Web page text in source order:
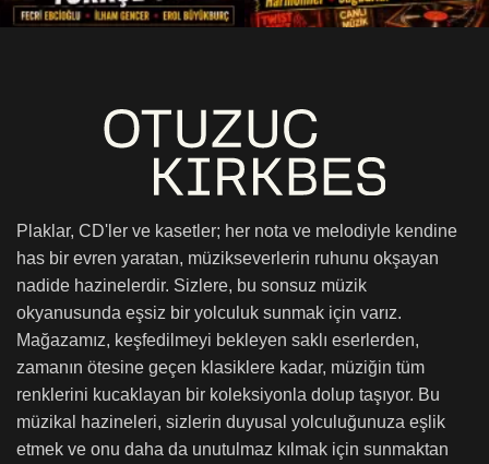
Plaklar, CD'ler ve kasetler; her nota ve melodiyle kendine
has bir evren yaratan, müzikseverlerin ruhunu okşayan
nadide hazinelerdir. Sizlere, bu sonsuz müzik
okyanusunda eşsiz bir yolculuk sunmak için varız.
Mağazamız, keşfedilmeyi bekleyen saklı eserlerden,
zamanın ötesine geçen klasiklere kadar, müziğin tüm
renklerini kucaklayan bir koleksiyonla dolup taşıyor. Bu
müzikal hazineleri, sizlerin duyusal yolculuğunuza eşlik
etmek ve onu daha da unutulmaz kılmak için sunmaktan